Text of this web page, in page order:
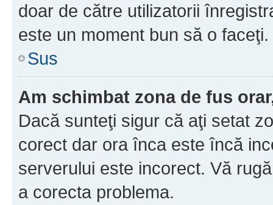
doar de către utilizatorii
este un moment bun să o faceţi.
Sus
Am schimbat zona de fus
Dacă sunteţi sigur că aţi setat
corect dar ora înca este încă
serverului este incorect. Vă
a corecta problema.